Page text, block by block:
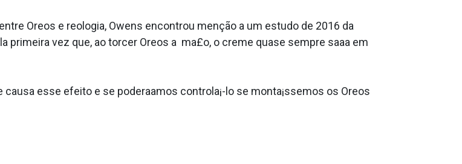
Oreos e reologia, Owens encontrou menção a um estudo de 2016 da
primeira vez que, ao torcer Oreos a ma£o, o creme quase sempre saa­a em
esse efeito e se podera­amos controla¡-lo se monta¡ssemos os Oreos